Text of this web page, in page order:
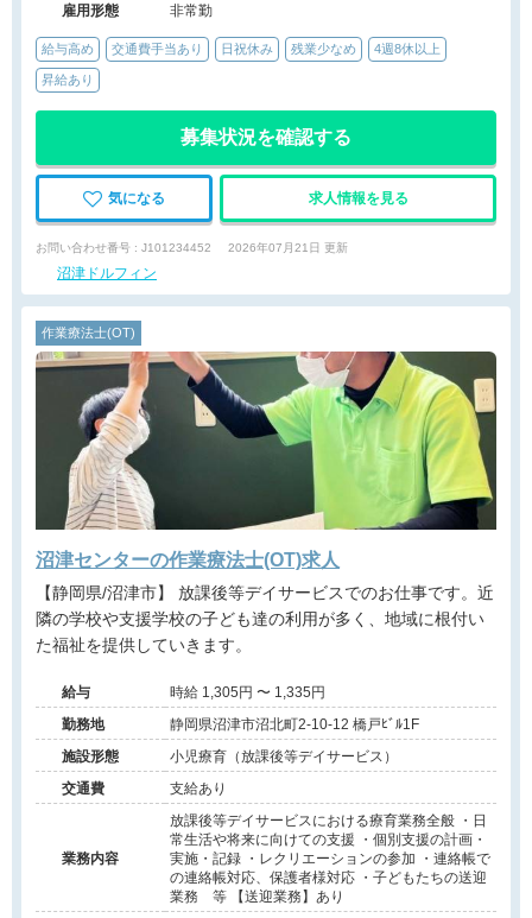
雇用形態
非常勤
給与高め 交通費手当あり 日祝休み 残業少なめ 4週8休以上
昇給あり
募集状況を確認する
気になる 求人情報を見る
お問い合わせ番号 : J101234452 2026年07月21日 更新
沼津ドルフィン
作業療法士(OT)
沼津センターの作業療法士(OT)求人
【静岡県/沼津市】 放課後等デイサービスでのお仕事です。近
隣の学校や支援学校の子ども達の利用が多く、地域に根付い
た福祉を提供していきます。
給与
時給 1,305円 〜 1,335円
勤務地
静岡県沼津市沼北町2-10-12 橋戸ﾋﾞﾙ1F
施設形態
小児療育（放課後等デイサービス）
交通費
支給あり
業務内容
放課後等デイサービスにおける療育業務全般 ・日
常生活や将来に向けての支援 ・個別支援の計画・
実施・記録 ・レクリエーションの参加 ・連絡帳で
の連絡帳対応、保護者様対応 ・子どもたちの送迎
業務 等 【送迎業務】あり